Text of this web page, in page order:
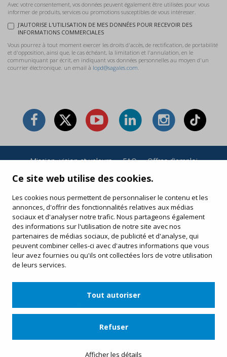
Ce site web utilise des cookies.
Les cookies nous permettent de personnaliser le contenu et les
annonces, d'offrir des fonctionnalités relatives aux médias
sociaux et d'analyser notre trafic. Nous partageons également
des informations sur l'utilisation de notre site avec nos
partenaires de médias sociaux, de publicité et d'analyse, qui
peuvent combiner celles-ci avec d'autres informations que vous
leur avez fournies ou qu'ils ont collectées lors de votre utilisation
de leurs services.
Tout autoriser
Refuser
Afficher les détails
Avec votre consentement, vos données peuvent également être utilisées pour vous
informer de produits, services ou promotions susceptibles de vous intéresser.
J'AUTORISE L'UTILISATION DE MES DONNÉES POUR RECEVOIR DES
INFORMATIONS COMMERCIALES
Vous pourrez à tout moment exercer les droits d'accès, de rectification, de portabilité
et d'opposition, ainsi que, le cas échéant, la limitation et l'annulation, en le
communiquant par écrit, en indiquant vos données personnelles au moyen d'un
courrier électronique. un email à lopd@sagales.com.
Mission, vision et valeurs · FAQ · Offres d'emploi
Conditions générales et politique de confidentialité
Vos achats en ligne
Modifiez ou réimprimez votre billet électronique
www.viatgesplus.com · info@viatgesplus.com